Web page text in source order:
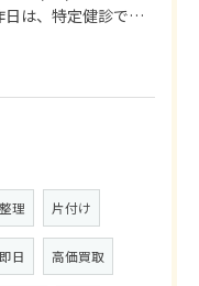
昨日は、特定健診でした。
理 片付け
即日 高価買取